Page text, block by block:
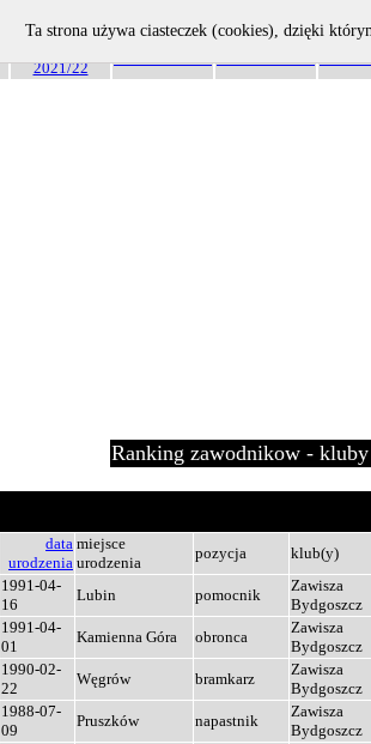
Bilans Zawiszy Bilans Miedziowych I
2021/22
Sezon 2017/18 Sezon 2016/17 Sezon
Ranking zawodnikow -
data
urodzenia
miejsce
urodzenia
pozycja klub(y)
1991-04-
16
Lubin pomocnik
Zawisza
Bydgoszcz
1991-04-
01
Kamienna Góra obronca
Zawisza
Bydgoszcz
1990-02-
22
Węgrów bramkarz
Zawisza
Bydgoszcz
1988-07-
09
Pruszków napastnik
Zawisza
Bydgoszcz
Ta strona używa ciasteczek (cookies), dzięki